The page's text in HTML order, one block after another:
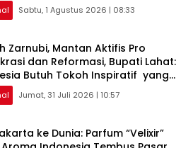
Sabtu, 1 Agustus 2026 | 08:33
Zarnubi, Mantan Aktifis Pro
dan Reformasi, Bupati Lahat:
Butuh Tokoh Inspiratif yang
Memperjuangkan Demokrasi,
dan Nilai-nilai Kemanusiaan
Jumat, 31 Juli 2026 | 10:57
ke Dunia: Parfum “Velixir”